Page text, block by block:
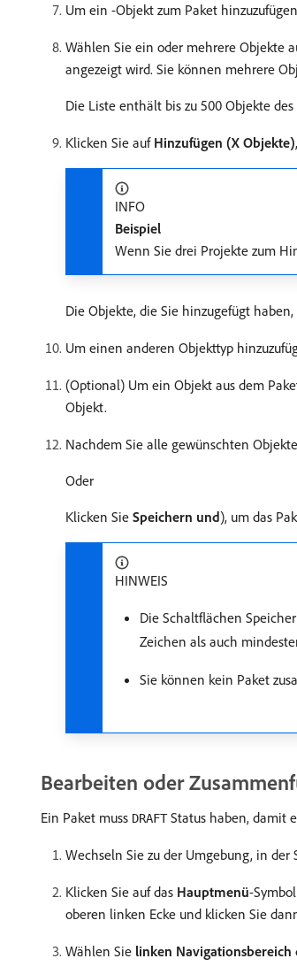
Um ein -Objekt zum Paket
Wählen Sie ein oder mehrere Objekte
angezeigt wird. Sie können mehrere
Die Liste enthält bis zu 500 Objekte
Klicken Sie auf Hinzufügen (X Objekte)
INFO
Beispiel
Wenn Sie drei Projekte zum
Die Objekte, die Sie hinzugefügt
Um einen anderen Objekttyp
(Optional) Um ein Objekt aus dem
Objekt.
Nachdem Sie alle gewünschten
Oder
Klicken Sie Speichern und), um das
HINWEIS
Die Schaltflächen
Zeichen als auch
Sie können kein Paket
Bearbeiten oder
Ein Paket muss DRAFTStatus haben, damit
Wechseln Sie zu der Umgebung, in
Klicken Sie auf das Hauptmenü-Symbol
oberen linken Ecke und klicken Sie
Wählen Sie linken Navigationsbereich